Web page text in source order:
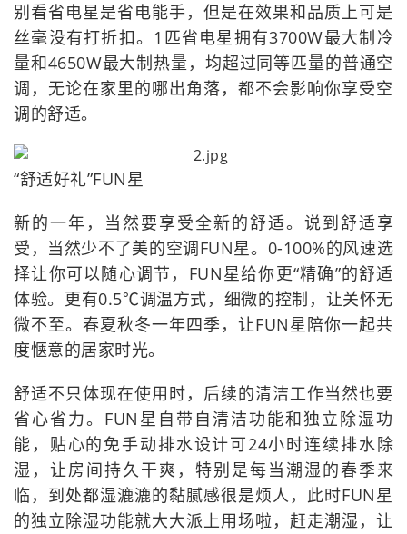
别看省电星是省电能手，但是在效果和品质上可是
丝毫没有打折扣。1匹省电星拥有3700W最大制冷
量和4650W最大制热量，均超过同等匹量的普通空
调，无论在家里的哪出角落，都不会影响你享受空
调的舒适。
“舒适好礼”FUN星
新的一年，当然要享受全新的舒适。说到舒适享
受，当然少不了美的空调FUN星。0-100%的风速选
择让你可以随心调节，FUN星给你更“精确”的舒适
体验。更有0.5℃调温方式，细微的控制，让关怀无
微不至。春夏秋冬一年四季，让FUN星陪你一起共
度惬意的居家时光。
舒适不只体现在使用时，后续的清洁工作当然也要
省心省力。FUN星自带自清洁功能和独立除湿功
能，贴心的免手动排水设计可24小时连续排水除
湿，让房间持久干爽，特别是每当潮湿的春季来
临，到处都湿漉漉的黏腻感很是烦人，此时FUN星
的独立除湿功能就大大派上用场啦，赶走潮湿，让